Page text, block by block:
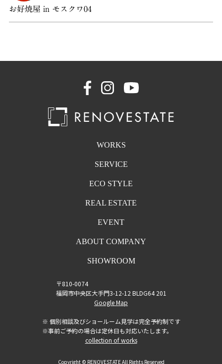
お好焼屋 in モスクワ04
WORKS
SERVICE
ECO STYLE
REAL ESTATE
EVENT
ABOUT COMPANY
SHOWROOM
〒810-0074
福岡市中央区大手門3-12-12 BLDG64 201
Google Map
※ 個別相談及びショールーム見学は完全予約制です
※事前ご予約の場合は定休日も対応いたします。
collection of works
Copyright © RENOVESTATE All Rights Reserved